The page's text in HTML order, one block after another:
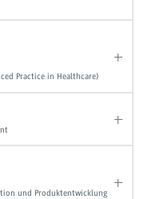
Practice in Healthcare)
und Produktentwicklung